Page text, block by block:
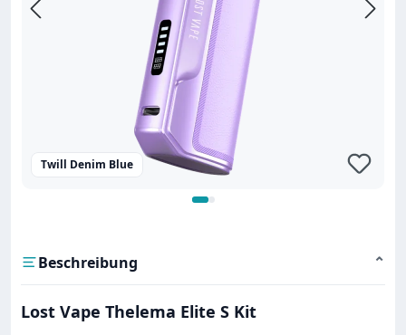
Twill Denim Blue
Beschreibung ⌄
Lost Vape Thelema Elite S Kit